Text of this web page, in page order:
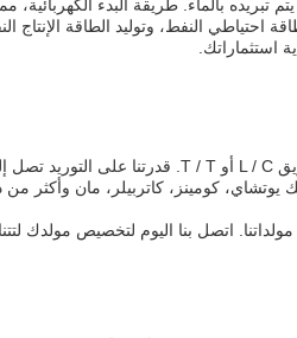
احتياطي النفط، وتوليد الطاقة
كومينز، كاتربيلر، مان وأكثر